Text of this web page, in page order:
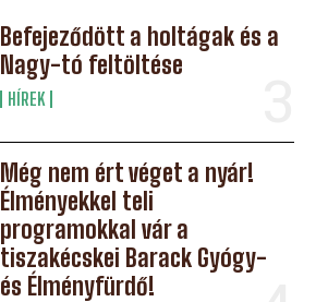
Befejeződött a holtágak és a
Nagy-tó feltöltése
HÍREK
Még nem ért véget a nyár!
Élményekkel teli
programokkal vár a
tiszakécskei Barack Gyógy-
és Élményfürdő!